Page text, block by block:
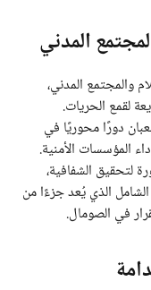
المدني
والمجتمع المدني،
لقمع الحريات.
دورًا محوريًا في
المؤسسات الأمنية.
لتحقيق الشفافية،
الذي يُعد جزءًا من
في الصومال.